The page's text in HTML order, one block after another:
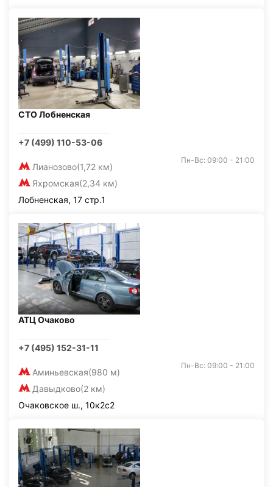
СТО Лобненская
+7 (499) 110-53-06
Лианозово(1,72 км)
Яхромская(2,34 км)
Пн-Вс: 09:00 - 21:00
Лобненская, 17 стр.1
АТЦ Очаково
+7 (495) 152-31-11
Аминьевская(980 м)
Давыдково(2 км)
Пн-Вс: 09:00 - 21:00
Очаковское ш., 10к2с2